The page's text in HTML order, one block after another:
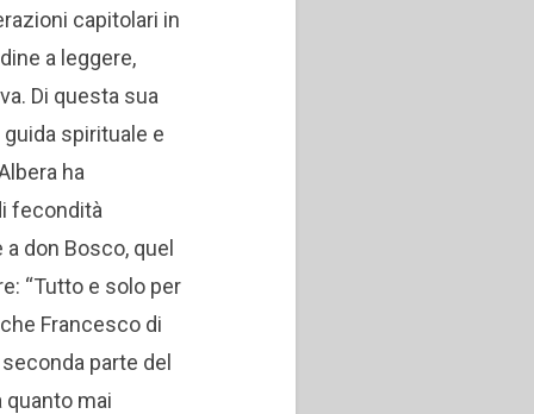
capitolari in
a leggere,
Di questa sua
spirituale e
ha
fecondità
don Bosco, quel
“Tutto e solo per
Francesco di
parte del
quanto mai